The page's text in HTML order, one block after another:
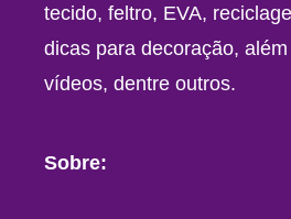
tecido, feltro, EVA,
dicas para decoração,
vídeos, dentre outros.
Sobre: